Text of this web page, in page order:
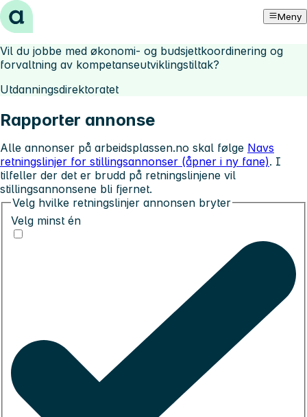
Hopp til innhold Meny
Vil du jobbe med økonomi- og budsjettkoordinering og
forvaltning av kompetanseutviklingstiltak?
Utdanningsdirektoratet
Rapporter annonse
Alle annonser på arbeidsplassen.no skal følge Navs
retningslinjer for stillingsannonser (åpner i ny fane). I
tilfeller der det er brudd på retningslinjene vil
stillingsannonsene bli fjernet.
Velg hvilke retningslinjer annonsen bryter
Velg minst én